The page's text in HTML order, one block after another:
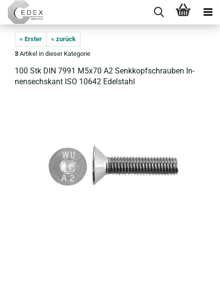
« Erster
« zurück
3 Artikel in dieser Kategorie
100 Stk DIN 7991 M5x70 A2 Senk­kopf­schrau­ben In­
nen­sechs­kant ISO 10642 Edel­stahl